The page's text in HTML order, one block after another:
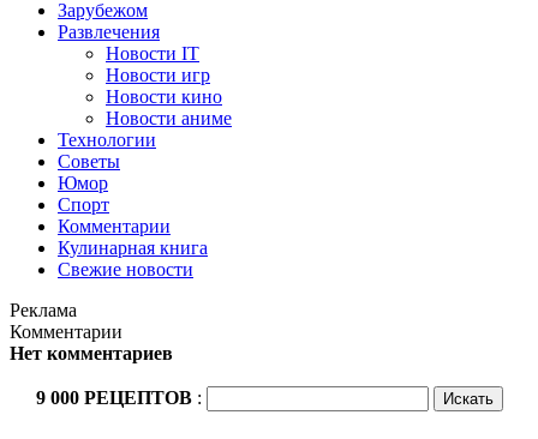
Зарубежом
Развлечения
Новости IT
Новости игр
Новости кино
Новости аниме
Технологии
Советы
Юмор
Спорт
Комментарии
Кулинарная книга
Свежие новости
Реклама
Комментарии
Нет комментариев
9 000 РЕЦЕПТОВ :